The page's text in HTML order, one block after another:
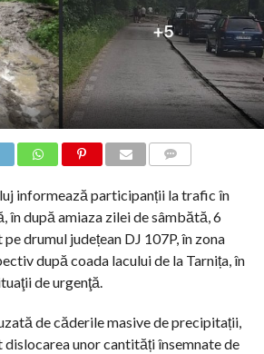
informează participanții la trafic în
în după amiaza zilei de sâmbătă, 6
pe drumul județean DJ 107P, în zona
după coada lacului de la Tarnița, în
de urgenţă.
de căderile masive de precipitații,
dislocarea unor cantități însemnate de